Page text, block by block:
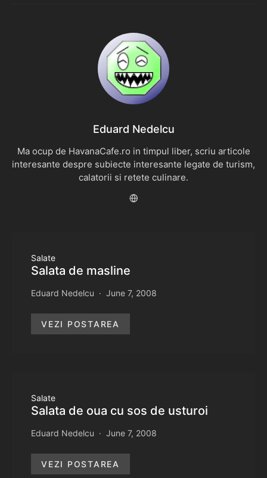
Eduard Nedelcu
Ma ocup de HavanaCafe.ro in timpul liber, scriu articole
interesante despre subiecte interesante legate de turism,
calatorii si retete culinare.
Salate
Salata de masline
Eduard Nedelcu June 7, 2008
VEZI POSTAREA
Salate
Salata de oua cu sos de usturoi
Eduard Nedelcu June 7, 2008
VEZI POSTAREA